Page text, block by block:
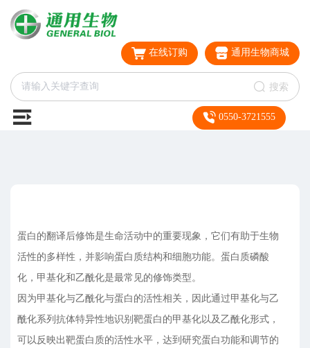
在线订购 通用生物商城
搜索
0550-3721555
蛋白的翻译后修饰是生命活动中的重要现象，它们有助于生物
活性的多样性，并影响蛋白质结构和细胞功能。蛋白质磷酸
化，甲基化和乙酰化是最常见的修饰类型。
因为甲基化与乙酰化与蛋白的活性相关，因此通过甲基化与乙
酰化系列抗体特异性地识别靶蛋白的甲基化以及乙酰化形式，
可以反映出靶蛋白质的活性水平，达到研究蛋白功能和调节的